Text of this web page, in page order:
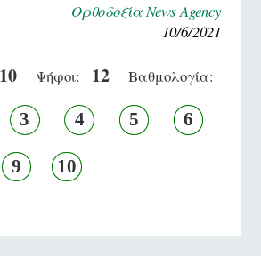
Ορθοδοξία News Agency
10/6/2021
10 Ψήφοι: 12 Βαθμολογία:
3 4 5 6
9 10